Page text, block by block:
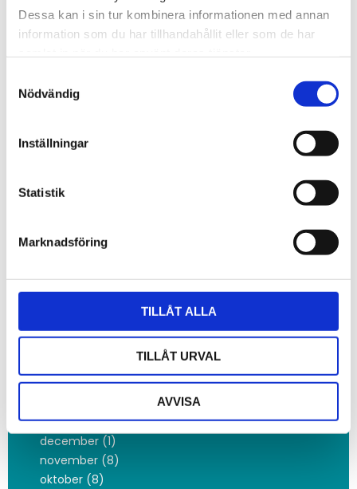
Dessa kan i sin tur kombinera informationen med annan
information som du har tillhandahållit eller som de har
Nödvändig
Inställningar
Statistik
Marknadsföring
TILLÅT ALLA
TILLÅT URVAL
AVVISA
november (2)
oktober (42)
september (35)
mars (1)
2022
december (2)
maj (1)
2021
februari (1)
2020
december (1)
november (8)
oktober (8)